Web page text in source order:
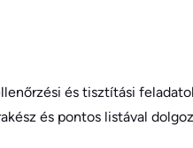
és tisztítási
és pontos listával